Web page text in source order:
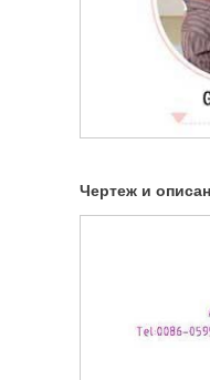
Чертеж и